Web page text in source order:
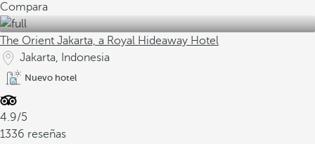
Compara
The Orient Jakarta, a Royal Hideaway Hotel
Jakarta, Indonesia
Nuevo hotel
4.9/5
1336 reseñas